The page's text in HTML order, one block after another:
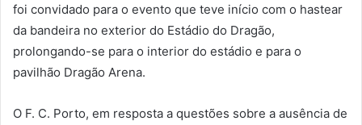
foi convidado para o evento que teve início com o hastear
da bandeira no exterior do Estádio do Dragão,
prolongando-se para o interior do estádio e para o
pavilhão Dragão Arena.
O F. C. Porto, em resposta a questões sobre a ausência de